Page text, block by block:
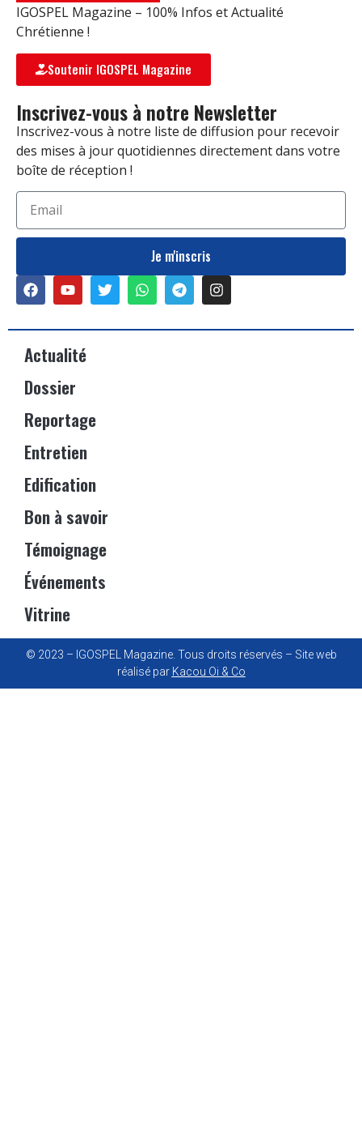
IGOSPEL Magazine – 100% Infos et Actualité
Chrétienne !
Soutenir IGOSPEL Magazine
Inscrivez-vous à notre Newsletter
Inscrivez-vous à notre liste de diffusion pour recevoir
des mises à jour quotidiennes directement dans votre
boîte de réception !
Je m'inscris
Actualité
Dossier
Reportage
Entretien
Edification
Bon à savoir
Témoignage
Événements
Vitrine
© 2023 – IGOSPEL Magazine. Tous droits réservés – Site web
réalisé par Kacou Oi & Co